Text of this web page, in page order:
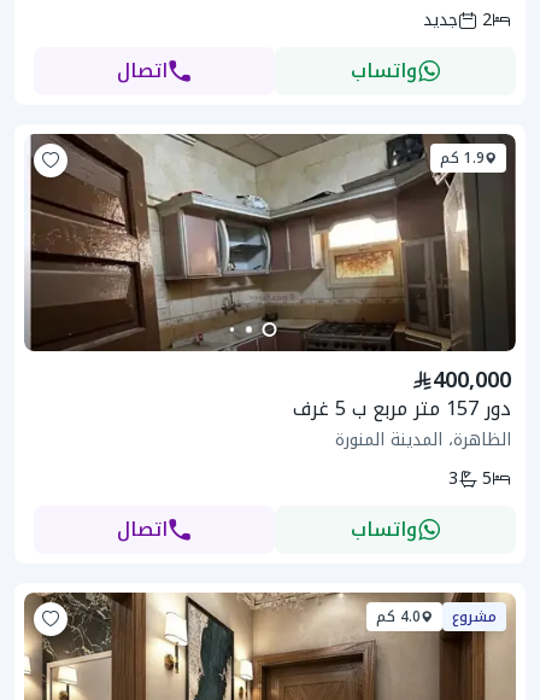
2
جديد
واتساب اتصال
1.9 كم
400,000
دور 157 متر مربع ب 5 غرف
الظاهرة، المدينة المنورة
5
3
واتساب اتصال
مشروع 4.0 كم